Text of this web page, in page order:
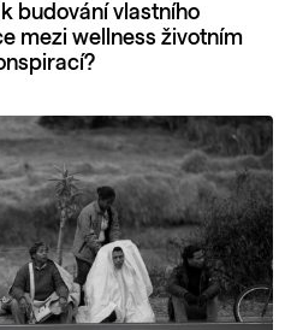
budování vlastního
mezi wellness životním